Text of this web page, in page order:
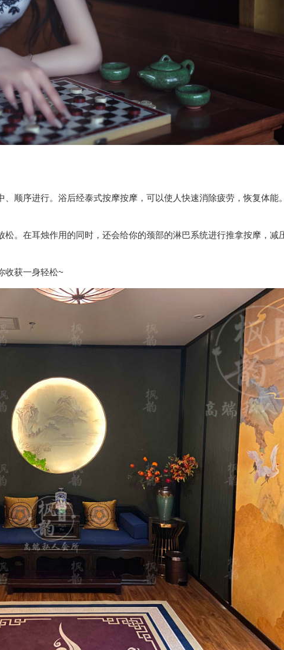
顺序进行。浴后经泰式按摩按摩，可以使人快速消除疲劳，恢复体能
。在耳烛作用的同时，还会给你的颈部的淋巴系统进行推拿按摩，减
收获一身轻松~